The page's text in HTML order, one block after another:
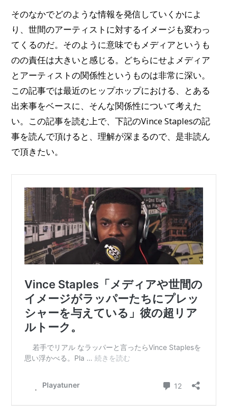
そのなかでどのような情報を発信していくかによ
り、世間のアーティストに対するイメージも変わっ
てくるのだ。そのように意味でもメディアというも
のの責任は大きいと感じる。どちらにせよメディア
とアーティストの関係性というものは非常に深い。
この記事では最近のヒップホップにおける、とある
出来事をベースに、そんな関係性について考えた
い。この記事を読む上で、下記のVince Staplesの記
事を読んで頂けると、理解が深まるので、是非読ん
で頂きたい。